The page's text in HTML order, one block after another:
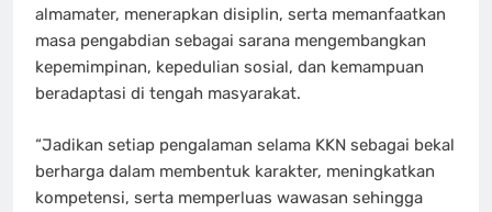
almamater, menerapkan disiplin, serta memanfaatkan
masa pengabdian sebagai sarana mengembangkan
kepemimpinan, kepedulian sosial, dan kemampuan
beradaptasi di tengah masyarakat.
“Jadikan setiap pengalaman selama KKN sebagai bekal
berharga dalam membentuk karakter, meningkatkan
kompetensi, serta memperluas wawasan sehingga